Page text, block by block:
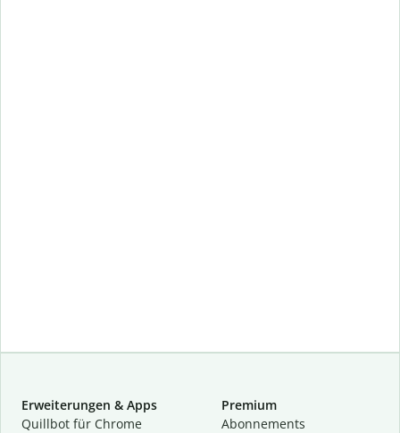
Erweiterungen & Apps
Quillbot für Chrome
Premium
Abon­ne­ments